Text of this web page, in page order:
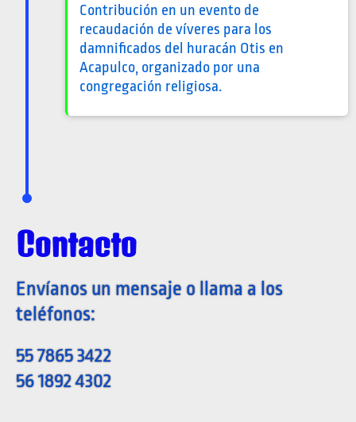
Contribución en un evento de
recaudación de víveres para los
damnificados del huracán Otis en
Acapulco, organizado por una
congregación religiosa.
Contacto
Envíanos un mensaje o llama a los
teléfonos:
55 7865 3422
56 1892 4302